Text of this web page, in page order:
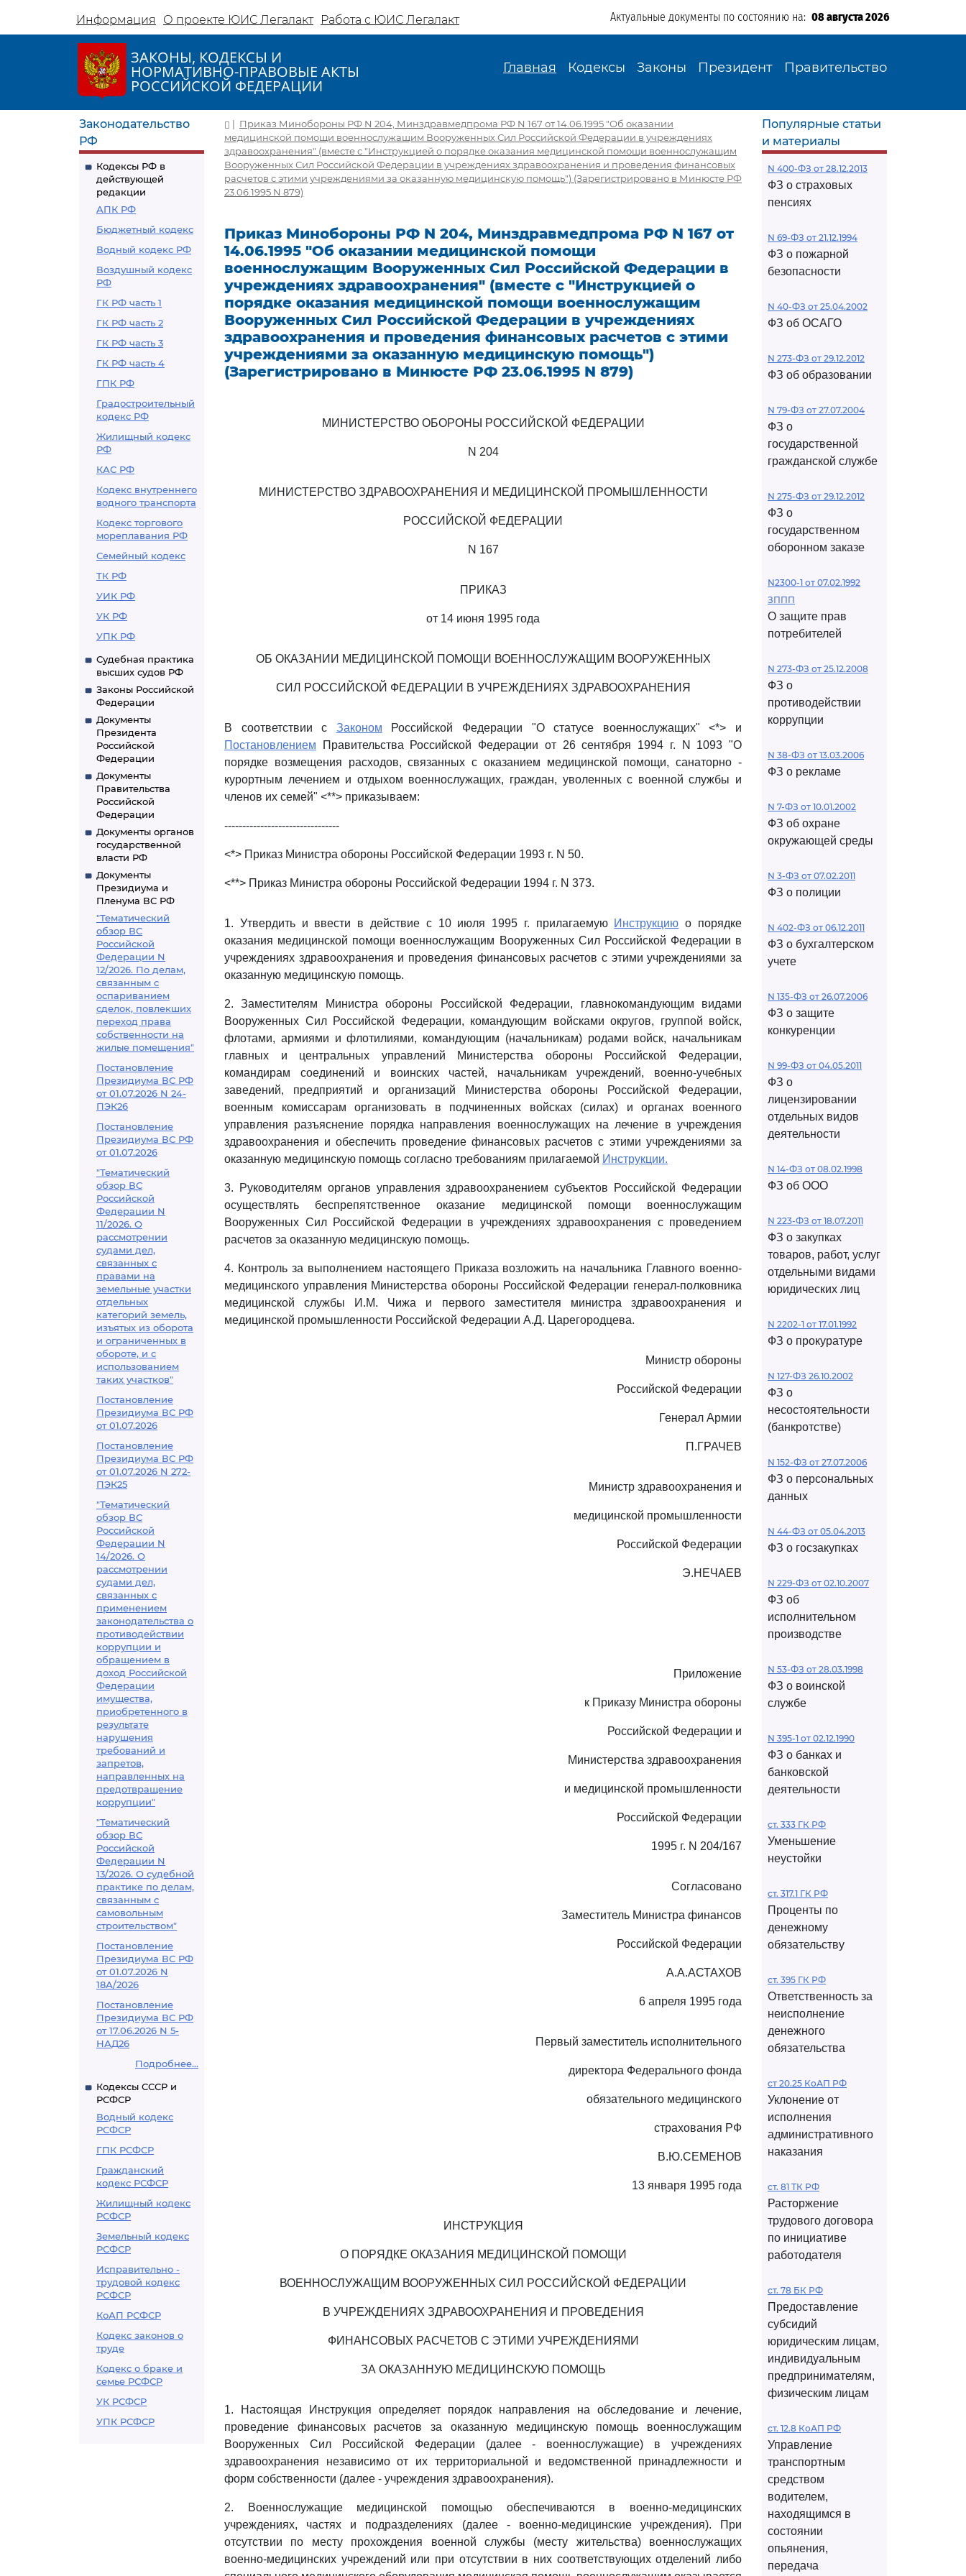
Информация О проекте ЮИС Легалакт Работа с ЮИС Легалакт Актуальные документы по состоянию на: 08 августа 2026
ЗАКОНЫ, КОДЕКСЫ И
НОРМАТИВНО-ПРАВОВЫЕ АКТЫ
РОССИЙСКОЙ ФЕДЕРАЦИИ
Главная Кодексы Законы Президент Правительство
Законодательство
РФ
Кодексы РФ в
действующей
редакции
АПК РФ
Бюджетный кодекс
Водный кодекс РФ
Воздушный кодекс
РФ
ГК РФ часть 1
ГК РФ часть 2
ГК РФ часть 3
ГК РФ часть 4
ГПК РФ
Градостроительный
кодекс РФ
Жилищный кодекс
РФ
КАС РФ
Кодекс внутреннего
водного транспорта
Кодекс торгового
мореплавания РФ
Семейный кодекс
ТК РФ
УИК РФ
УК РФ
УПК РФ
Судебная практика
высших судов РФ
Законы Российской
Федерации
Документы
Президента
Российской
Федерации
Документы
Правительства
Российской
Федерации
Документы органов
государственной
власти РФ
Документы
Президиума и
Пленума ВС РФ
"Тематический
обзор ВС
Российской
Федерации N
12/2026. По делам,
связанным с
оспариванием
сделок, повлекших
переход права
собственности на
жилые помещения"
Постановление
Президиума ВС РФ
от 01.07.2026 N 24-
ПЭК26
Постановление
Президиума ВС РФ
от 01.07.2026
"Тематический
обзор ВС
Российской
Федерации N
11/2026. О
рассмотрении
судами дел,
связанных с
правами на
земельные участки
отдельных
категорий земель,
изъятых из оборота
и ограниченных в
обороте, и с
использованием
таких участков"
Постановление
Президиума ВС РФ
от 01.07.2026
Постановление
Президиума ВС РФ
от 01.07.2026 N 272-
ПЭК25
"Тематический
обзор ВС
Российской
Федерации N
14/2026. О
рассмотрении
судами дел,
связанных с
применением
законодательства о
противодействии
коррупции и
обращением в
доход Российской
Федерации
имущества,
приобретенного в
результате
нарушения
требований и
запретов,
направленных на
предотвращение
коррупции"
"Тематический
обзор ВС
Российской
Федерации N
13/2026. О судебной
практике по делам,
связанным с
самовольным
строительством"
Постановление
Президиума ВС РФ
от 01.07.2026 N
18А/2026
Постановление
Президиума ВС РФ
от 17.06.2026 N 5-
НАД26
Подробнее...
Кодексы СССР и
РСФСР
Водный кодекс
РСФСР
ГПК РСФСР
Гражданский
кодекс РСФСР
Жилищный кодекс
РСФСР
Земельный кодекс
РСФСР
Исправительно -
трудовой кодекс
РСФСР
КоАП РСФСР
Кодекс законов о
труде
Кодекс о браке и
семье РСФСР
УК РСФСР
УПК РСФСР
| Приказ Минобороны РФ N 204, Минздравмедпрома РФ N 167 от 14.06.1995 "Об оказании
медицинской помощи военнослужащим Вооруженных Сил Российской Федерации в учреждениях
здравоохранения" (вместе с "Инструкцией о порядке оказания медицинской помощи военнослужащим
Вооруженных Сил Российской Федерации в учреждениях здравоохранения и проведения финансовых
расчетов с этими учреждениями за оказанную медицинскую помощь") (Зарегистрировано в Минюсте РФ
23.06.1995 N 879)
Приказ Минобороны РФ N 204, Минздравмедпрома РФ N 167 от
14.06.1995 "Об оказании медицинской помощи
военнослужащим Вооруженных Сил Российской Федерации в
учреждениях здравоохранения" (вместе с "Инструкцией о
порядке оказания медицинской помощи военнослужащим
Вооруженных Сил Российской Федерации в учреждениях
здравоохранения и проведения финансовых расчетов с этими
учреждениями за оказанную медицинскую помощь")
(Зарегистрировано в Минюсте РФ 23.06.1995 N 879)
МИНИСТЕРСТВО ОБОРОНЫ РОССИЙСКОЙ ФЕДЕРАЦИИ
N 204
МИНИСТЕРСТВО ЗДРАВООХРАНЕНИЯ И МЕДИЦИНСКОЙ ПРОМЫШЛЕННОСТИ
РОССИЙСКОЙ ФЕДЕРАЦИИ
N 167
ПРИКАЗ
от 14 июня 1995 года
ОБ ОКАЗАНИИ МЕДИЦИНСКОЙ ПОМОЩИ ВОЕННОСЛУЖАЩИМ ВООРУЖЕННЫХ
СИЛ РОССИЙСКОЙ ФЕДЕРАЦИИ В УЧРЕЖДЕНИЯХ ЗДРАВООХРАНЕНИЯ
В соответствии с Законом Российской Федерации "О статусе военнослужащих" <*> и
Постановлением Правительства Российской Федерации от 26 сентября 1994 г. N 1093 "О
порядке возмещения расходов, связанных с оказанием медицинской помощи, санаторно -
курортным лечением и отдыхом военнослужащих, граждан, уволенных с военной службы и
членов их семей" <**> приказываем:
--------------------------------
<*> Приказ Министра обороны Российской Федерации 1993 г. N 50.
<**> Приказ Министра обороны Российской Федерации 1994 г. N 373.
1. Утвердить и ввести в действие с 10 июля 1995 г. прилагаемую Инструкцию о порядке
оказания медицинской помощи военнослужащим Вооруженных Сил Российской Федерации в
учреждениях здравоохранения и проведения финансовых расчетов с этими учреждениями за
оказанную медицинскую помощь.
2. Заместителям Министра обороны Российской Федерации, главнокомандующим видами
Вооруженных Сил Российской Федерации, командующим войсками округов, группой войск,
флотами, армиями и флотилиями, командующим (начальникам) родами войск, начальникам
главных и центральных управлений Министерства обороны Российской Федерации,
командирам соединений и воинских частей, начальникам учреждений, военно-учебных
заведений, предприятий и организаций Министерства обороны Российской Федерации,
военным комиссарам организовать в подчиненных войсках (силах) и органах военного
управления разъяснение порядка направления военнослужащих на лечение в учреждения
здравоохранения и обеспечить проведение финансовых расчетов с этими учреждениями за
оказанную медицинскую помощь согласно требованиям прилагаемой Инструкции.
3. Руководителям органов управления здравоохранением субъектов Российской Федерации
осуществлять беспрепятственное оказание медицинской помощи военнослужащим
Вооруженных Сил Российской Федерации в учреждениях здравоохранения с проведением
расчетов за оказанную медицинскую помощь.
4. Контроль за выполнением настоящего Приказа возложить на начальника Главного военно-
медицинского управления Министерства обороны Российской Федерации генерал-полковника
медицинской службы И.М. Чижа и первого заместителя министра здравоохранения и
медицинской промышленности Российской Федерации А.Д. Царегородцева.
Министр обороны
Российской Федерации
Генерал Армии
П.ГРАЧЕВ
Министр здравоохранения и
медицинской промышленности
Российской Федерации
Э.НЕЧАЕВ
Приложение
к Приказу Министра обороны
Российской Федерации и
Министерства здравоохранения
и медицинской промышленности
Российской Федерации
1995 г. N 204/167
Согласовано
Заместитель Министра финансов
Российской Федерации
А.А.АСТАХОВ
6 апреля 1995 года
Первый заместитель исполнительного
директора Федерального фонда
обязательного медицинского
страхования РФ
В.Ю.СЕМЕНОВ
13 января 1995 года
ИНСТРУКЦИЯ
О ПОРЯДКЕ ОКАЗАНИЯ МЕДИЦИНСКОЙ ПОМОЩИ
ВОЕННОСЛУЖАЩИМ ВООРУЖЕННЫХ СИЛ РОССИЙСКОЙ ФЕДЕРАЦИИ
В УЧРЕЖДЕНИЯХ ЗДРАВООХРАНЕНИЯ И ПРОВЕДЕНИЯ
ФИНАНСОВЫХ РАСЧЕТОВ С ЭТИМИ УЧРЕЖДЕНИЯМИ
ЗА ОКАЗАННУЮ МЕДИЦИНСКУЮ ПОМОЩЬ
1. Настоящая Инструкция определяет порядок направления на обследование и лечение,
проведение финансовых расчетов за оказанную медицинскую помощь военнослужащим
Вооруженных Сил Российской Федерации (далее - военнослужащие) в учреждениях
здравоохранения независимо от их территориальной и ведомственной принадлежности и
форм собственности (далее - учреждения здравоохранения).
2. Военнослужащие медицинской помощью обеспечиваются в военно-медицинских
учреждениях, частях и подразделениях (далее - военно-медицинские учреждения). При
отсутствии по месту прохождения военной службы (месту жительства) военнослужащих
военно-медицинских учреждений или при отсутствии в них соответствующих отделений либо
Популярные статьи
и материалы
N 400-ФЗ от 28.12.2013
ФЗ о страховых
пенсиях
N 69-ФЗ от 21.12.1994
ФЗ о пожарной
безопасности
N 40-ФЗ от 25.04.2002
ФЗ об ОСАГО
N 273-ФЗ от 29.12.2012
ФЗ об образовании
N 79-ФЗ от 27.07.2004
ФЗ о
государственной
гражданской службе
N 275-ФЗ от 29.12.2012
ФЗ о
государственном
оборонном заказе
N2300-1 от 07.02.1992
ЗППП
О защите прав
потребителей
N 273-ФЗ от 25.12.2008
ФЗ о
противодействии
коррупции
N 38-ФЗ от 13.03.2006
ФЗ о рекламе
N 7-ФЗ от 10.01.2002
ФЗ об охране
окружающей среды
N 3-ФЗ от 07.02.2011
ФЗ о полиции
N 402-ФЗ от 06.12.2011
ФЗ о бухгалтерском
учете
N 135-ФЗ от 26.07.2006
ФЗ о защите
конкуренции
N 99-ФЗ от 04.05.2011
ФЗ о
лицензировании
отдельных видов
деятельности
N 14-ФЗ от 08.02.1998
ФЗ об ООО
N 223-ФЗ от 18.07.2011
ФЗ о закупках
товаров, работ, услуг
отдельными видами
юридических лиц
N 2202-1 от 17.01.1992
ФЗ о прокуратуре
N 127-ФЗ 26.10.2002
ФЗ о
несостоятельности
(банкротстве)
N 152-ФЗ от 27.07.2006
ФЗ о персональных
данных
N 44-ФЗ от 05.04.2013
ФЗ о госзакупках
N 229-ФЗ от 02.10.2007
ФЗ об
исполнительном
производстве
N 53-ФЗ от 28.03.1998
ФЗ о воинской
службе
N 395-1 от 02.12.1990
ФЗ о банках и
банковской
деятельности
ст. 333 ГК РФ
Уменьшение
неустойки
ст. 317.1 ГК РФ
Проценты по
денежному
обязательству
ст. 395 ГК РФ
Ответственность за
неисполнение
денежного
обязательства
ст 20.25 КоАП РФ
Уклонение от
исполнения
административного
наказания
ст. 81 ТК РФ
Расторжение
трудового договора
по инициативе
работодателя
ст. 78 БК РФ
Предоставление
субсидий
юридическим лицам,
индивидуальным
предпринимателям,
физическим лицам
ст. 12.8 КоАП РФ
Управление
транспортным
средством
водителем,
находящимся в
состоянии
опьянения,
передача